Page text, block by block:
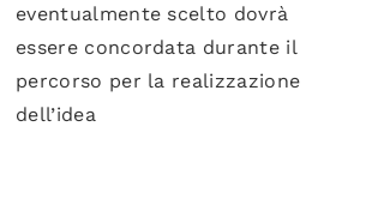
eventualmente scelto dovrà
essere concordata durante il
percorso per la realizzazione
dell’idea